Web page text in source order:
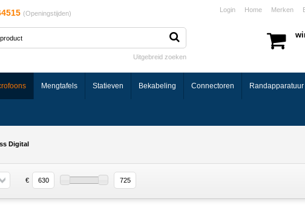
Login Home Merken
(Openingstijden)
Uitgebreid zoeken
Mengtafels Statieven Bekabeling Connectoren Randapparatuur
Digital
€